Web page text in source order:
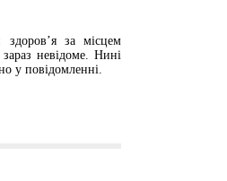
за місцем
невідоме. Нині
у повідомленні.